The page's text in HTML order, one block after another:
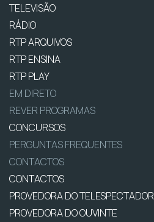
TELEVISÃO
RÁDIO
RTP ARQUIVOS
RTP ENSINA
RTP PLAY
EM DIRETO
REVER PROGRAMAS
CONCURSOS
PERGUNTAS FREQUENTES
CONTACTOS
CONTACTOS
PROVEDORA DO TELESPECTADOR
PROVEDORA DO OUVINTE